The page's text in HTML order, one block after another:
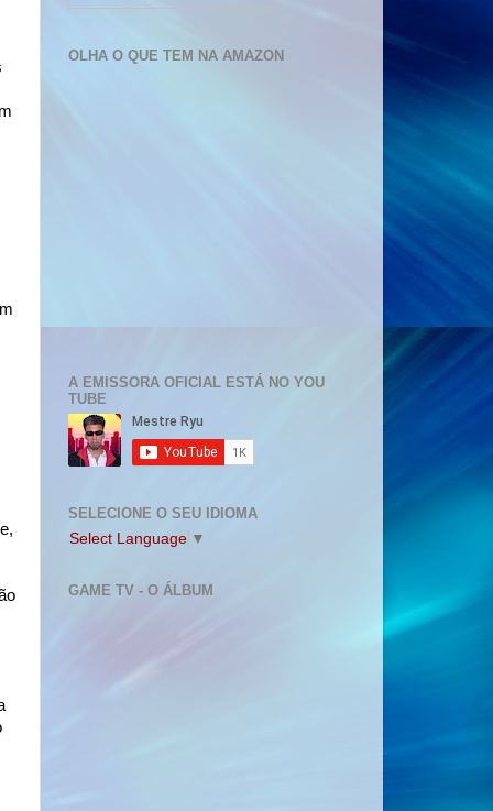
OLHA O QUE TEM NA AMAZON
A EMISSORA OFICIAL ESTÁ NO YOU
TUBE
SELECIONE O SEU IDIOMA
Select Language ▼
GAME TV - O ÁLBUM